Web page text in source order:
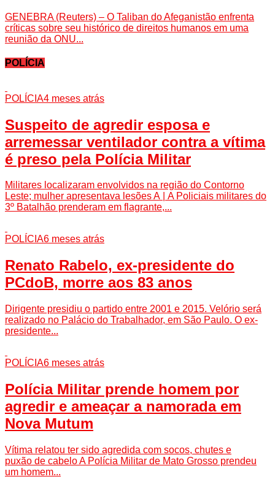
GENEBRA (Reuters) – O Taliban do Afeganistão enfrenta
críticas sobre seu histórico de direitos humanos em uma
reunião da ONU...
POLÍCIA
POLÍCIA4 meses atrás
Suspeito de agredir esposa e
arremessar ventilador contra a vítima
é preso pela Polícia Militar
Militares localizaram envolvidos na região do Contorno
Leste; mulher apresentava lesões A | A Policiais militares do
3º Batalhão prenderam em flagrante,...
POLÍCIA6 meses atrás
Renato Rabelo, ex-presidente do
PCdoB, morre aos 83 anos
Dirigente presidiu o partido entre 2001 e 2015. Velório será
realizado no Palácio do Trabalhador, em São Paulo. O ex-
presidente...
POLÍCIA6 meses atrás
Polícia Militar prende homem por
agredir e ameaçar a namorada em
Nova Mutum
Vítima relatou ter sido agredida com socos, chutes e
puxão de cabelo A Polícia Militar de Mato Grosso prendeu
um homem...